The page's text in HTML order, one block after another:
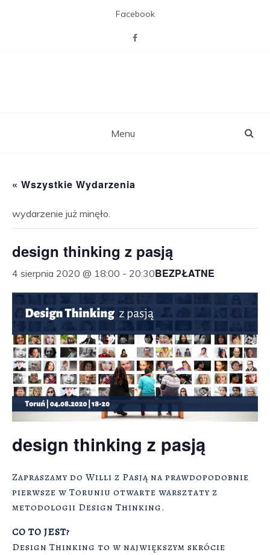
Facebook
rekreacji i aktywizacji.
Menu
« Wszystkie Wydarzenia
wydarzenie już minęło.
design thinking z pasją
4 sierpnia 2020 @ 18:00 - 20:30BEZPŁATNE
design thinking z pasją
Zapraszamy do Willi z Pasją na prawdopodobnie
pierwsze w Toruniu otwarte warsztaty z
metodologii Design Thinking.
CO TO JEST?
Design Thinking to w największym skrócie